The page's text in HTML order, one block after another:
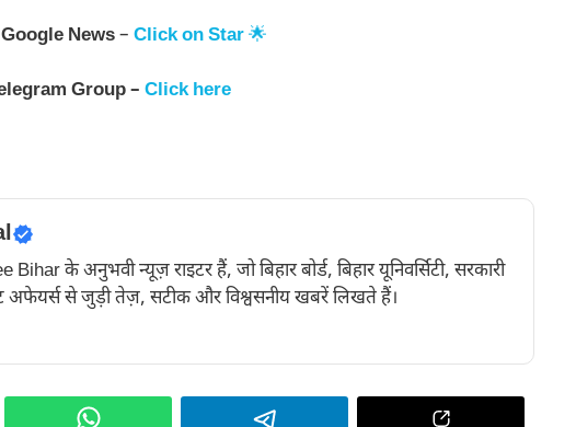
Google News– Click on Star🌟
Group – Click here
के अनुभवी न्यूज़ राइटर हैं, जो बिहार बोर्ड, बिहार यूनिवर्सिटी, सरकारी
अफेयर्स से जुड़ी तेज़, सटीक और विश्वसनीय खबरें लिखते हैं।